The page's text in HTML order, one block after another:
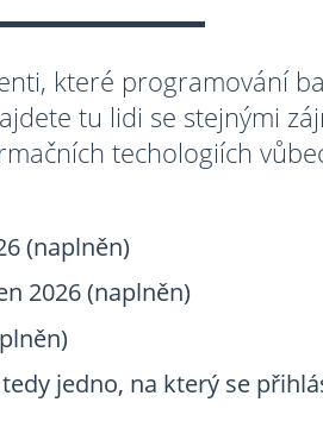
které programování
tu lidi se stejnými
techologiích
(naplněn)
2026 (naplněn)
jedno, na který se